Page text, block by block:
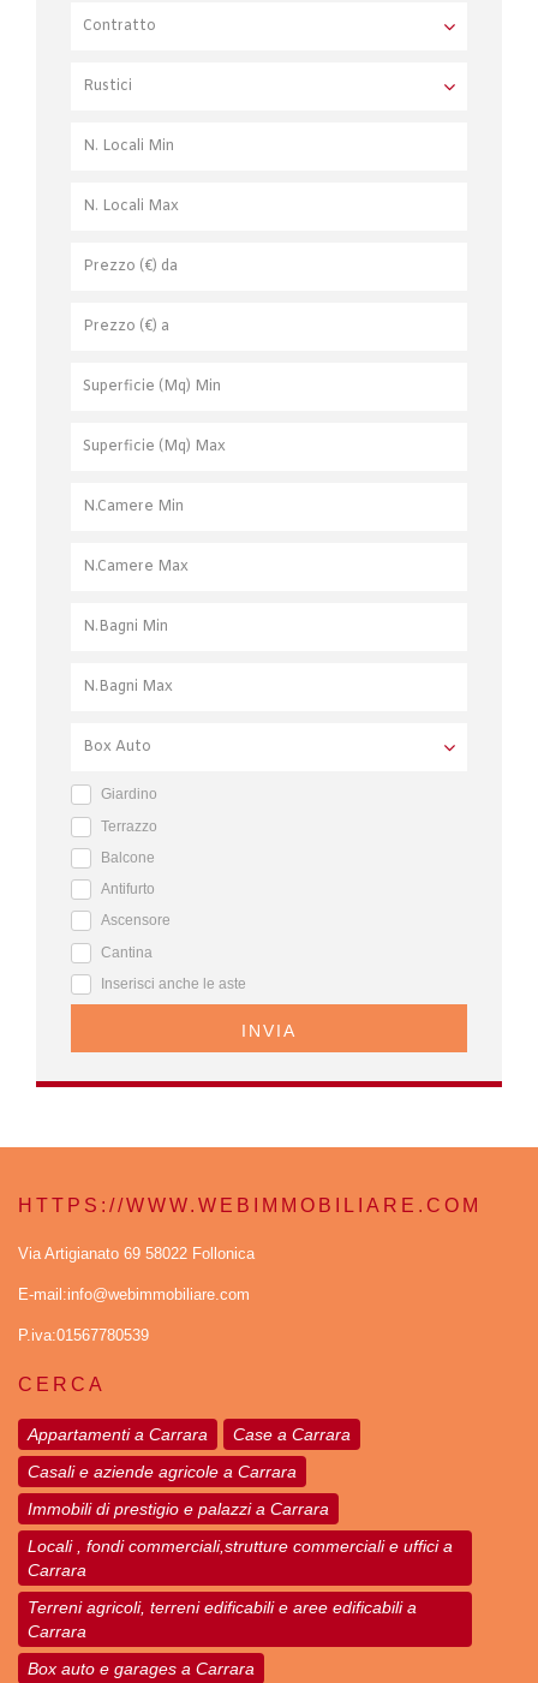
Giardino
Terrazzo
Balcone
Antifurto
Ascensore
Cantina
Inserisci anche le aste
INVIA
HTTPS://WWW.WEBIMMOBILIARE.COM
Via Artigianato 69 58022 Follonica
E-mail:info@webimmobiliare.com
P.iva:01567780539
CERCA
Appartamenti a Carrara
Case a Carrara
Casali e aziende agricole a Carrara
Immobili di prestigio e palazzi a Carrara
Locali , fondi commerciali,strutture commerciali e uffici a
Carrara
Terreni agricoli, terreni edificabili e aree edificabili a
Carrara
Box auto e garages a Carrara